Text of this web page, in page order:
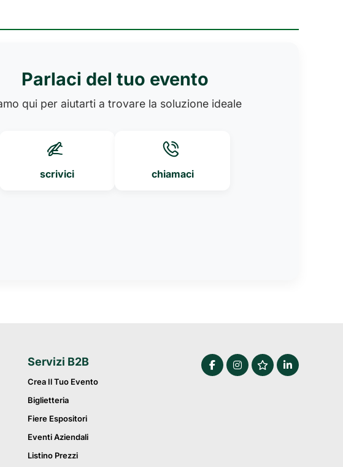
Parlaci del tuo evento
qui per aiutarti a trovare la soluzione ideale
scrivici chiamaci
Servizi B2B
Crea Il Tuo Evento
Biglietteria
Fiere Espositori
Eventi Aziendali
Listino Prezzi